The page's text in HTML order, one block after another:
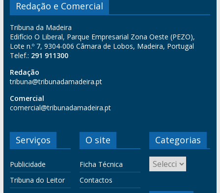
Redação e Comercial
Tribuna da Madeira
Edifício O Liberal, Parque Empresarial Zona Oeste (PEZO),
Lote n.º 7, 9304-006 Câmara de Lobos, Madeira, Portugal
Telef.: 291 911300
Redação
tribuna@tribunadamadeira.pt
Comercial
comercial@tribunadamadeira.pt
Serviços
Publicidade
Tribuna do Leitor
O site
Ficha Técnica
Contactos
Categorias